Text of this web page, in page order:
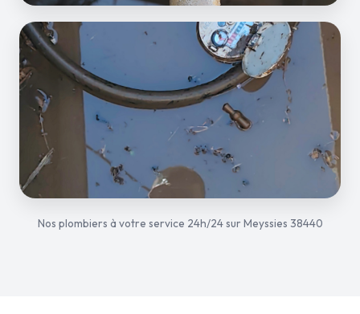
Nos plombiers à votre service 24h/24 sur Meyssies 38440